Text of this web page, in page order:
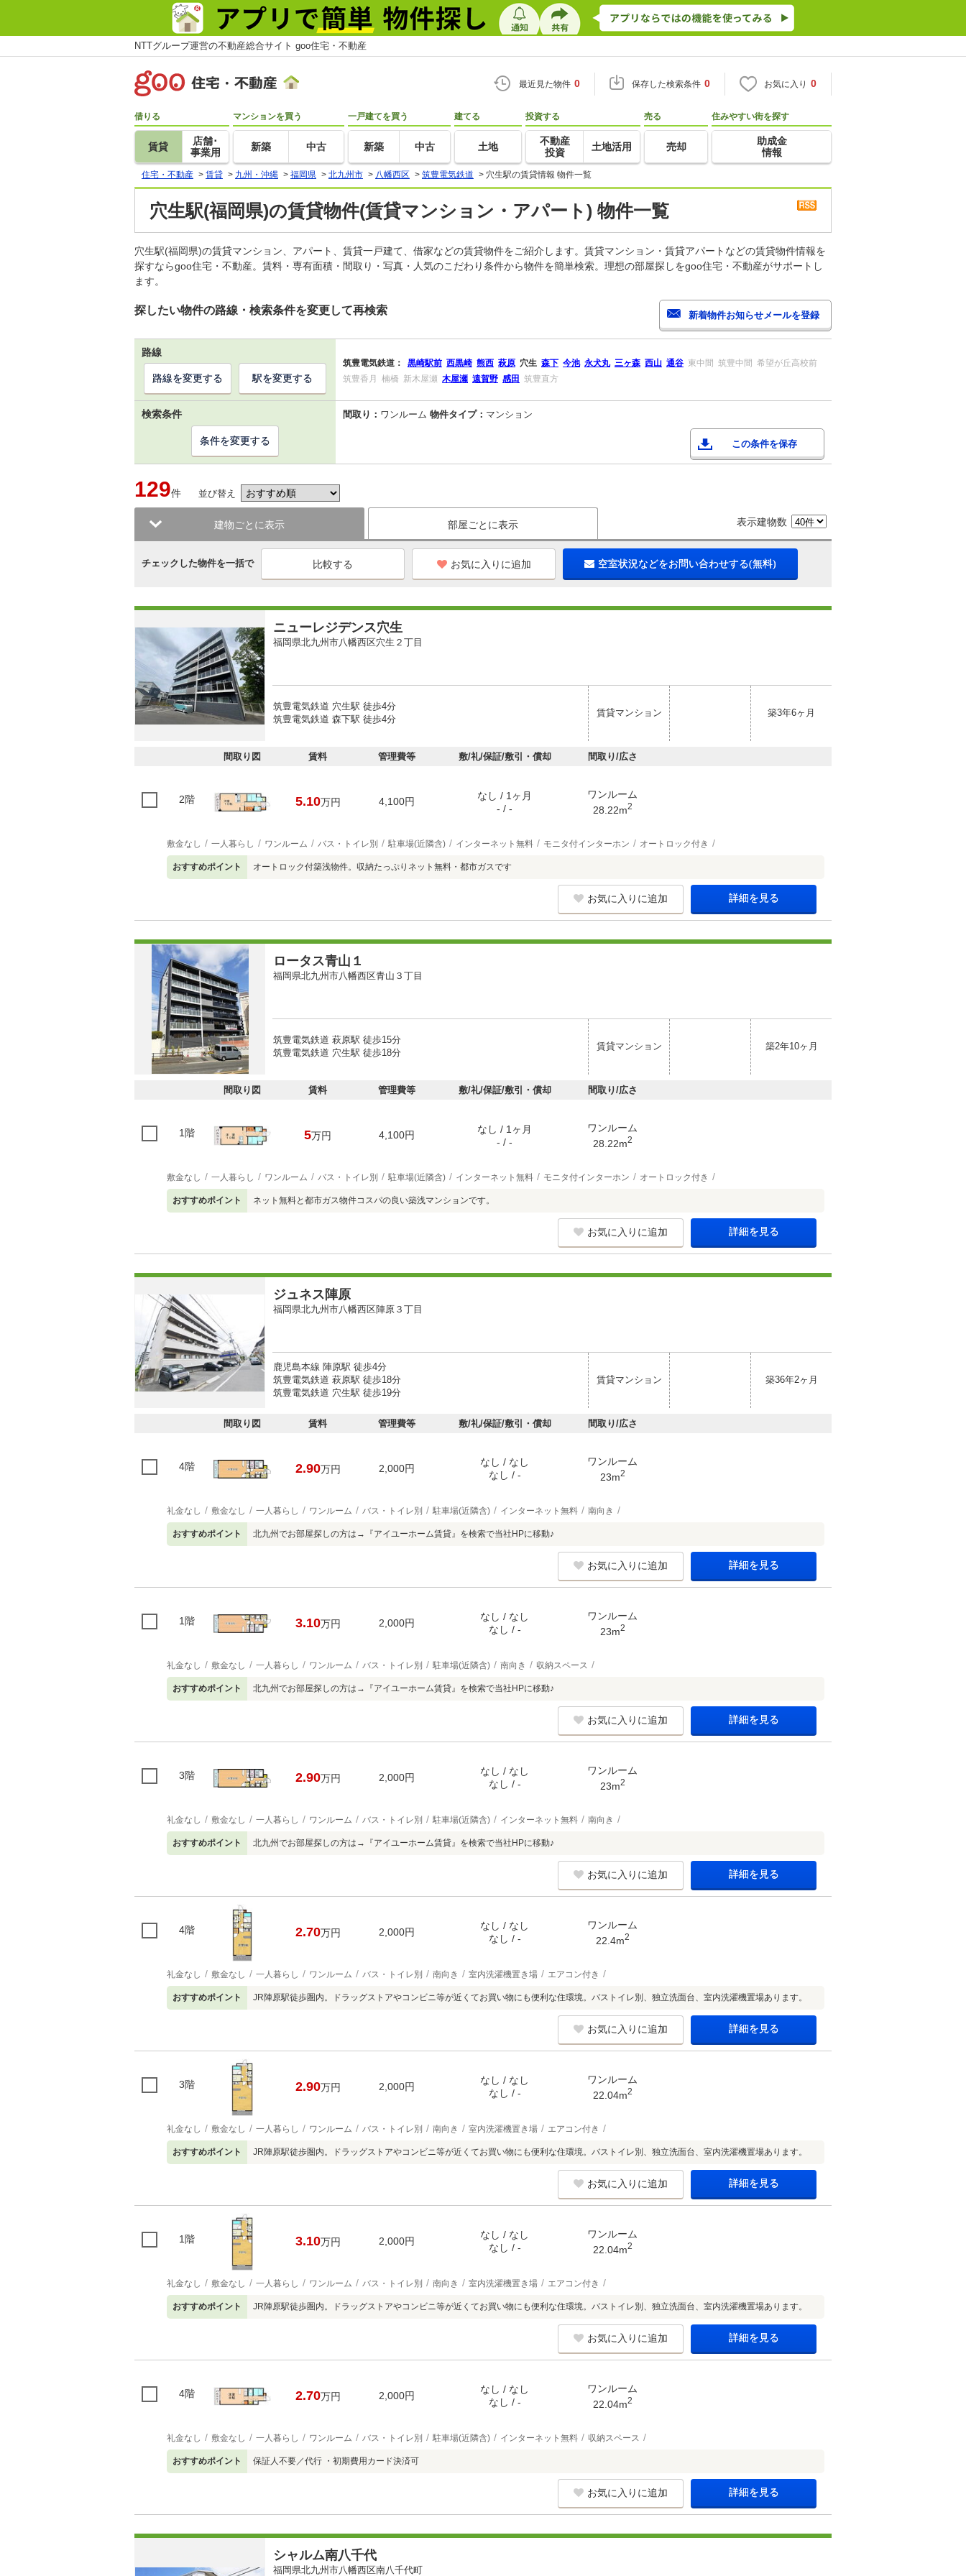
NTTグループ運営の不動産総合サイト goo住宅・不動産
最近見た物件 0 保存した検索条件 0 お気に入り 0
借りる
賃貸
店舗･
事業用
マンションを買う
新築 中古
一戸建てを買う
新築 中古
建てる
土地
投資する
不動産
投資
土地活用
売る
売却
住みやすい街を探す
助成金
情報
住宅・不動産 > 賃貸 > 九州・沖縄 > 福岡県 > 北九州市 > 八幡西区 > 筑豊電気鉄道 > 穴生駅の賃貸情報 物件一覧
穴生駅(福岡県)の賃貸物件(賃貸マンション・アパート) 物件一覧
穴生駅(福岡県)の賃貸マンション、アパート、賃貸一戸建て、借家などの賃貸物件をご紹介します。賃貸マンション・賃貸アパートなどの賃貸物件情報を
探すならgoo住宅・不動産。賃料・専有面積・間取り・写真・人気のこだわり条件から物件を簡単検索。理想の部屋探しをgoo住宅・不動産がサポートし
ます。
探したい物件の路線・検索条件を変更して再検索
路線
筑豊電気鉄道： 黒崎駅前 西黒崎 熊西 萩原 穴生 森下 今池 永犬丸 三ヶ森 西山 通谷 東中間 筑豊中間 希望が丘高校前
筑豊香月
楠橋 新木屋瀬 木屋瀬 遠賀野 感田 筑豊直方
路線を変更する 駅を変更する
検索条件 間取り： ワンルーム 物件タイプ： マンション
この条件を保存
条件を変更する
129件 並び替え
建物ごとに表示 部屋ごとに表示 表示建物数
チェックした物件を一括で お気に入りに追加 空室状況などをお問い合わせする(無料)
ニューレジデンス穴生
福岡県北九州市八幡西区穴生２丁目
筑豊電気鉄道 穴生駅 徒歩4分
筑豊電気鉄道 森下駅 徒歩4分
賃貸マンション 築3年6ヶ月
間取り図 賃料 管理費等 敷/礼/保証/敷引・償却 間取り/広さ
2階 5.10万円 4,100円
なし / 1ヶ月
- / -
ワンルーム
28.22m2
敷金なし 一人暮らし ワンルーム バス・トイレ別 駐車場(近隣含) インターネット無料 モニタ付インターホン オートロック付き
おすすめポイント オートロック付築浅物件。収納たっぷりネット無料・都市ガスです
お気に入りに追加 詳細を見る
ロータス青山１
福岡県北九州市八幡西区青山３丁目
筑豊電気鉄道 萩原駅 徒歩15分
筑豊電気鉄道 穴生駅 徒歩18分
賃貸マンション 築2年10ヶ月
間取り図 賃料 管理費等 敷/礼/保証/敷引・償却 間取り/広さ
1階 5万円 4,100円
なし / 1ヶ月
- / -
ワンルーム
28.22m2
敷金なし 一人暮らし ワンルーム バス・トイレ別 駐車場(近隣含) インターネット無料 モニタ付インターホン オートロック付き
おすすめポイント ネット無料と都市ガス物件コスパの良い築浅マンションです。
お気に入りに追加 詳細を見る
ジュネス陣原
福岡県北九州市八幡西区陣原３丁目
鹿児島本線 陣原駅 徒歩4分
筑豊電気鉄道 萩原駅 徒歩18分
筑豊電気鉄道 穴生駅 徒歩19分
賃貸マンション 築36年2ヶ月
間取り図 賃料 管理費等 敷/礼/保証/敷引・償却 間取り/広さ
4階 2.90万円 2,000円
なし / なし
なし / -
ワンルーム
23m2
礼金なし 敷金なし 一人暮らし ワンルーム バス・トイレ別 駐車場(近隣含) インターネット無料 南向き
おすすめポイント 北九州でお部屋探しの方は→『アイユーホーム賃貸』を検索で当社HPに移動♪
お気に入りに追加 詳細を見る
1階 3.10万円 2,000円
なし / なし
なし / -
ワンルーム
23m2
礼金なし 敷金なし 一人暮らし ワンルーム バス・トイレ別 駐車場(近隣含) 南向き 収納スペース
おすすめポイント 北九州でお部屋探しの方は→『アイユーホーム賃貸』を検索で当社HPに移動♪
お気に入りに追加 詳細を見る
3階 2.90万円 2,000円
なし / なし
なし / -
ワンルーム
23m2
礼金なし 敷金なし 一人暮らし ワンルーム バス・トイレ別 駐車場(近隣含) インターネット無料 南向き
おすすめポイント 北九州でお部屋探しの方は→『アイユーホーム賃貸』を検索で当社HPに移動♪
お気に入りに追加 詳細を見る
4階 2.70万円 2,000円
なし / なし
なし / -
ワンルーム
22.4m2
礼金なし 敷金なし 一人暮らし ワンルーム バス・トイレ別 南向き 室内洗濯機置き場 エアコン付き
おすすめポイント JR陣原駅徒歩圏内。ドラッグストアやコンビニ等が近くてお買い物にも便利な住環境。バストイレ別、独立洗面台、室内洗濯機置場あります。
お気に入りに追加 詳細を見る
3階 2.90万円 2,000円
なし / なし
なし / -
ワンルーム
22.04m2
礼金なし 敷金なし 一人暮らし ワンルーム バス・トイレ別 南向き 室内洗濯機置き場 エアコン付き
おすすめポイント JR陣原駅徒歩圏内。ドラッグストアやコンビニ等が近くてお買い物にも便利な住環境。バストイレ別、独立洗面台、室内洗濯機置場あります。
お気に入りに追加 詳細を見る
1階 3.10万円 2,000円
なし / なし
なし / -
ワンルーム
22.04m2
礼金なし 敷金なし 一人暮らし ワンルーム バス・トイレ別 南向き 室内洗濯機置き場 エアコン付き
おすすめポイント JR陣原駅徒歩圏内。ドラッグストアやコンビニ等が近くてお買い物にも便利な住環境。バストイレ別、独立洗面台、室内洗濯機置場あります。
お気に入りに追加 詳細を見る
4階 2.70万円 2,000円
なし / なし
なし / -
ワンルーム
22.04m2
礼金なし 敷金なし 一人暮らし ワンルーム バス・トイレ別 駐車場(近隣含) インターネット無料 収納スペース
おすすめポイント 保証人不要／代行 ・初期費用カード決済可
お気に入りに追加 詳細を見る
シャルム南八千代
福岡県北九州市八幡西区南八千代町